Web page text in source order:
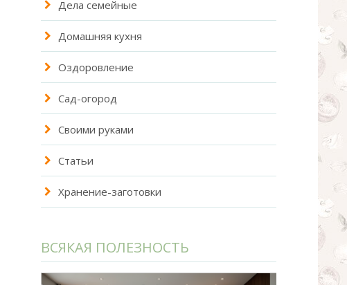
Дела семейные
Домашняя кухня
Оздоровление
Сад-огород
Своими руками
Статьи
Хранение-заготовки
ВСЯКАЯ ПОЛЕЗНОСТЬ